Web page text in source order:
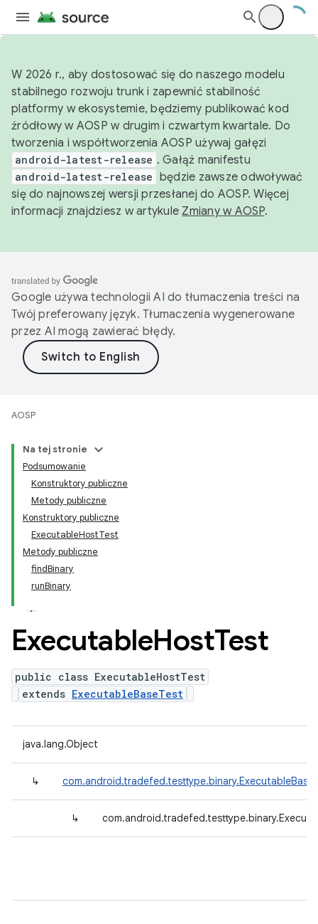
W 2026 r., aby dostosować się do naszego modelu
stabilnego rozwoju trunk i zapewnić stabilność
platformy w ekosystemie, będziemy publikować kod
źródłowy w AOSP w drugim i czwartym kwartale. Do
tworzenia i współtworzenia AOSP używaj gałęzi
android-latest-release . Gałąź manifestu
android-latest-release będzie zawsze odwoływać
się do najnowszej wersji przesłanej do AOSP. Więcej
informacji znajdziesz w artykule Zmiany w AOSP.
Google używa technologii AI do tłumaczenia treści na
Twój preferowany język. Tłumaczenia wygenerowane
przez AI mogą zawierać błędy.
AOSP
Na tej stronie
Podsumowanie
Konstruktory publiczne
Metody publiczne
Konstruktory publiczne
ExecutableHostTest
Metody publiczne
findBinary
runBinary
ExecutableHostTest
public class ExecutableHostTest
extends ExecutableBaseTest
java.lang.Object
↳
↳